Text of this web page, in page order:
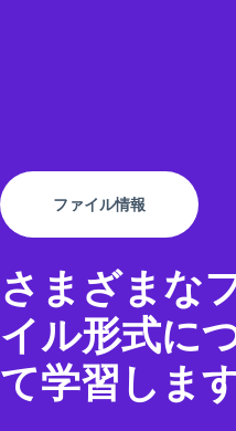
ファイル情報
さまざまな
イル形式に
て学習しま